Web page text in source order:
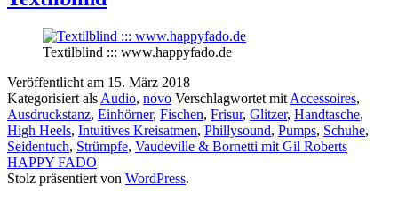
Textilblind ::: www.happyfado.de
Veröffentlicht am 15. März 2018
Kategorisiert als Audio, novo Verschlagwortet mit Accessoires,
Ausdruckstanz, Einhörner, Fischen, Frisur, Glitzer, Handtasche,
High Heels, Intuitives Kreisatmen, Phillysound, Pumps, Schuhe,
Seidentuch, Strümpfe, Vaudeville & Bornetti mit Gil Roberts
HAPPY FADO
Stolz präsentiert von WordPress.